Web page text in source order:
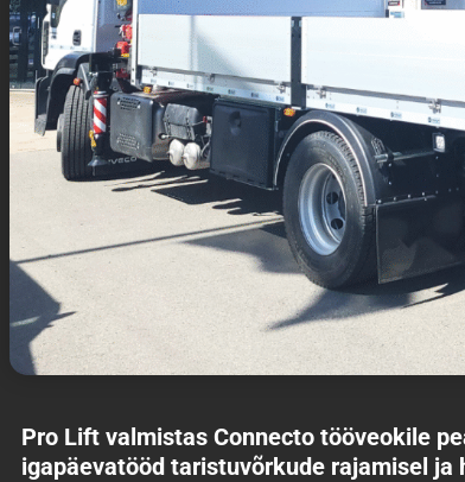
Pro Lift valmistas Connecto tööveokile
igapäevatööd taristuvõrkude rajamisel ja